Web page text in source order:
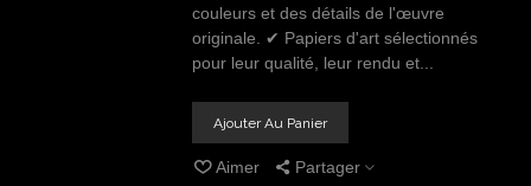
couleurs et des détails de l'œuvre
originale. ✔ Papiers d'art sélectionnés
pour leur qualité, leur rendu et...
Ajouter Au Panier
Aimer Partager